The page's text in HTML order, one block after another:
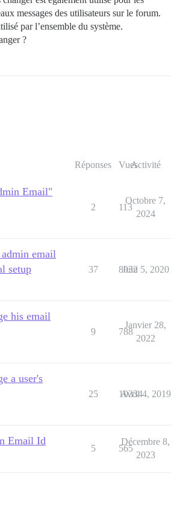
messages des utilisateurs sur le forum.
par l’ensemble du système.
?
Réponses VuesActivité
Email"
2 113
Octobre 7,
2024
email
setup
37 8032
Juin 5, 2020
his email
9 788
Janvier 28,
2022
a user's
25 10334
Avril 4, 2019
Email Id
5 565
Décembre 8,
2023